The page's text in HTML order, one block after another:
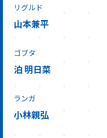
リグルド
山本兼平
ゴブタ
泊 明日菜
ランガ
小林親弘